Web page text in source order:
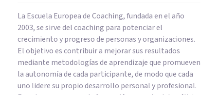
La Escuela Europea de Coaching, fundada en el año
2003, se sirve del coaching para potenciar el
crecimiento y progreso de personas y organizaciones.
El objetivo es contribuir a mejorar sus resultados
mediante metodologías de aprendizaje que promueven
la autonomía de cada participante, de modo que cada
uno lidere su propio desarrollo personal y profesional.